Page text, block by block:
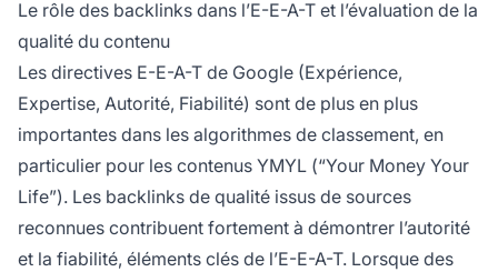
Le rôle des backlinks dans l’E-E-A-T et l’évaluation de la
qualité du contenu
Les directives E-E-A-T de Google (Expérience,
Expertise, Autorité, Fiabilité) sont de plus en plus
importantes dans les algorithmes de classement, en
particulier pour les contenus YMYL (“Your Money Your
Life”). Les backlinks de qualité issus de sources
reconnues contribuent fortement à démontrer l’autorité
et la fiabilité, éléments clés de l’E-E-A-T. Lorsque des